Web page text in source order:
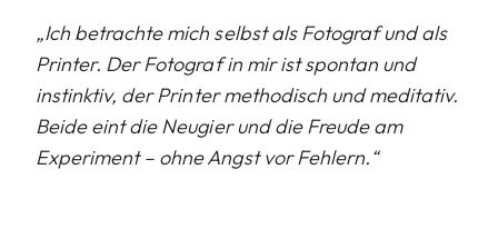
„Ich betrachte mich selbst als Fotograf und als
Printer. Der Fotograf in mir ist spontan und
instinktiv, der Printer methodisch und meditativ.
Beide eint die Neugier und die Freude am
Experiment – ohne Angst vor Fehlern.“